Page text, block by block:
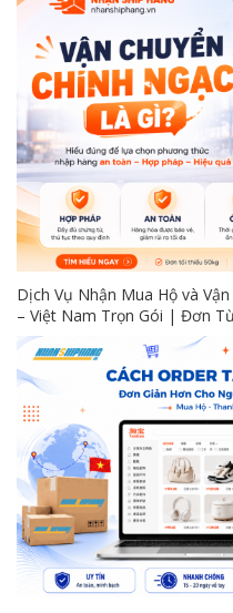
Dịch Vụ Nhận Mua Hộ và
– Việt Nam Trọn Gói | Đơn